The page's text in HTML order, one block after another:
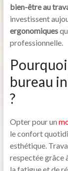
bien-être au
investissent
ergonomiques
professionnelle.
bureau
?
Opter pour un
le confort
esthétique.
respectée grâce
la fatigue et de